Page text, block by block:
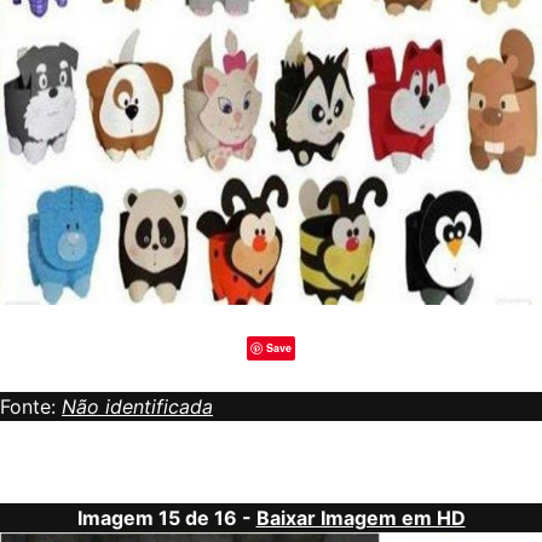
Save
Fonte: Não identificada
Imagem 15 de 16 - Baixar Imagem em HD